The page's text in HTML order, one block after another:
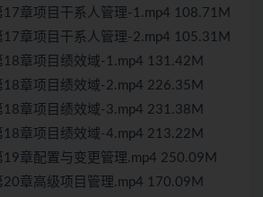
章项目干系人管理-1.mp4 108.71M
章项目干系人管理-2.mp4 105.31M
章项目绩效域-1.mp4 131.42M
章项目绩效域-2.mp4 226.35M
章项目绩效域-3.mp4 231.38M
章项目绩效域-4.mp4 213.22M
章配置与变更管理.mp4 250.09M
章高级项目管理.mp4 170.09M